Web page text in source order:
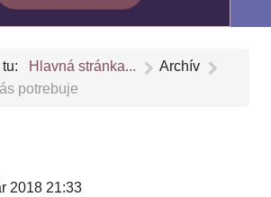
Hlavná stránka...
Archív
potrebuje
2018 21:33